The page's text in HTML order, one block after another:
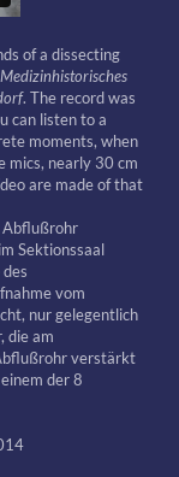
of a dissecting
Medizinhistorisches
. The record was
can listen to a
moments, when
mics, nearly 30 cm
are made of that
Abflußrohr
Sektionssaal
vom
nur gelegentlich
die am
verstärkt
der 8